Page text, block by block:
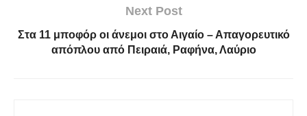
Next Post
Στα 11 μποφόρ οι άνεμοι στο Αιγαίο – Απαγορευτικό
απόπλου από Πειραιά, Ραφήνα, Λαύριο